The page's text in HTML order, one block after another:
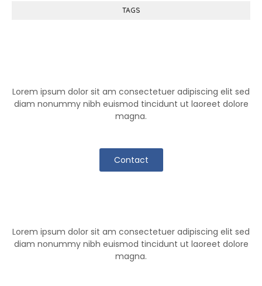
TAGS
Lorem ipsum dolor sit am consectetuer adipiscing elit sed
diam nonummy nibh euismod tincidunt ut laoreet dolore
magna.
Contact
Lorem ipsum dolor sit am consectetuer adipiscing elit sed
diam nonummy nibh euismod tincidunt ut laoreet dolore
magna.